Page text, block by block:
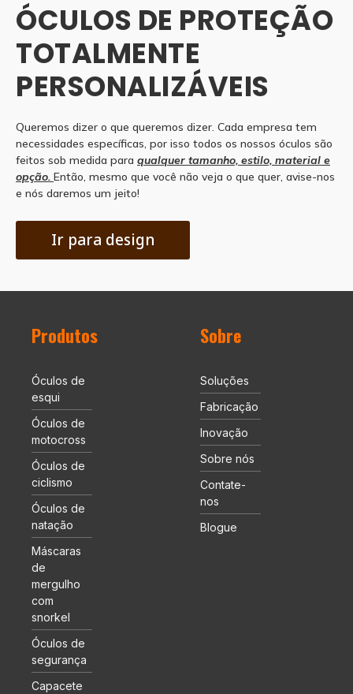
ÓCULOS DE PROTEÇÃO
TOTALMENTE
PERSONALIZÁVEIS
Queremos dizer o que queremos dizer. Cada empresa tem
necessidades específicas, por isso todos os nossos óculos são
feitos sob medida para qualquer tamanho, estilo, material e
opção. Então, mesmo que você não veja o que quer, avise-nos
e nós daremos um jeito!
Ir para design
Produtos
Óculos de
esqui
Óculos de
motocross
Óculos de
ciclismo
Óculos de
natação
Máscaras
de
mergulho
com
snorkel
Óculos de
segurança
Capacete
Sobre
Soluções
Fabricação
Inovação
Sobre nós
Contate-
nos
Blogue